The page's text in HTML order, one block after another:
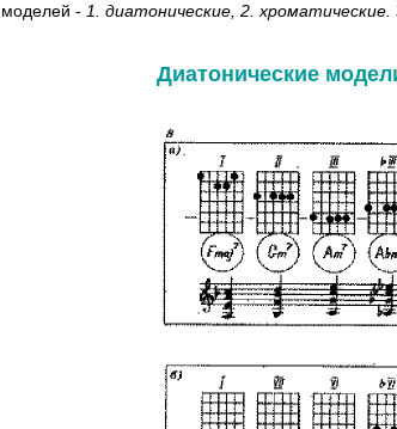
моделей - 1. диатонические, 2.
Диатонические